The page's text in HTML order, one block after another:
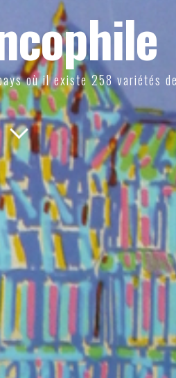
où il existe 258 variétés